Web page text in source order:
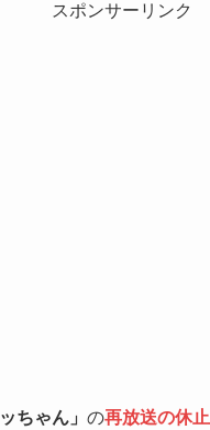
スポンサーリンク
ちゃん」 の再放送の休止